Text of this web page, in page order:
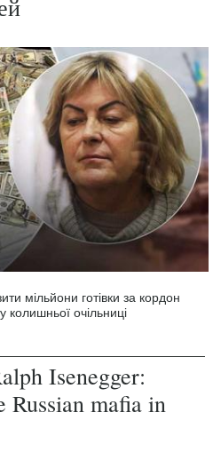
мільйони готівки за кордон
колишньої очільниці
Isenegger:
mafia in